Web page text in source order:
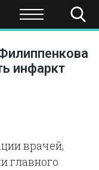
НАУКА И
инфаркт
врачей,
главного